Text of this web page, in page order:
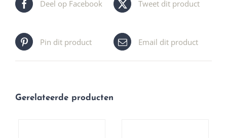
Deel op Facebook Tweet dit product
Pin dit product Email dit product
Gerelateerde producten